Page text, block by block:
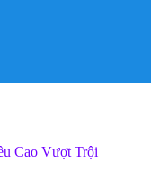
Cao Vượt Trội